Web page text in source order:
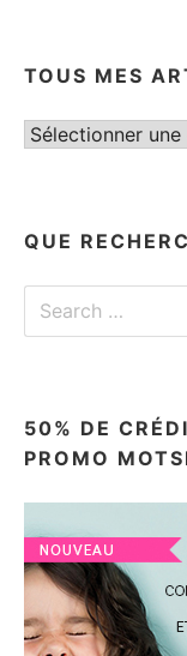
TOUS MES
Tous
QUE
Search
50% DE
PROMO